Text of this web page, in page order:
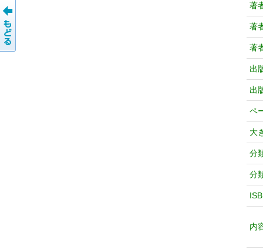
著
著
著
出
出
ペ
大
分
分
内